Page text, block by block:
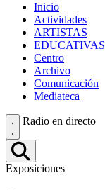
Inicio
Actividades
ARTISTAS
EDUCATIVAS
Centro
Archivo
Comunicación
Mediateca
Radio en directo
Exposiciones